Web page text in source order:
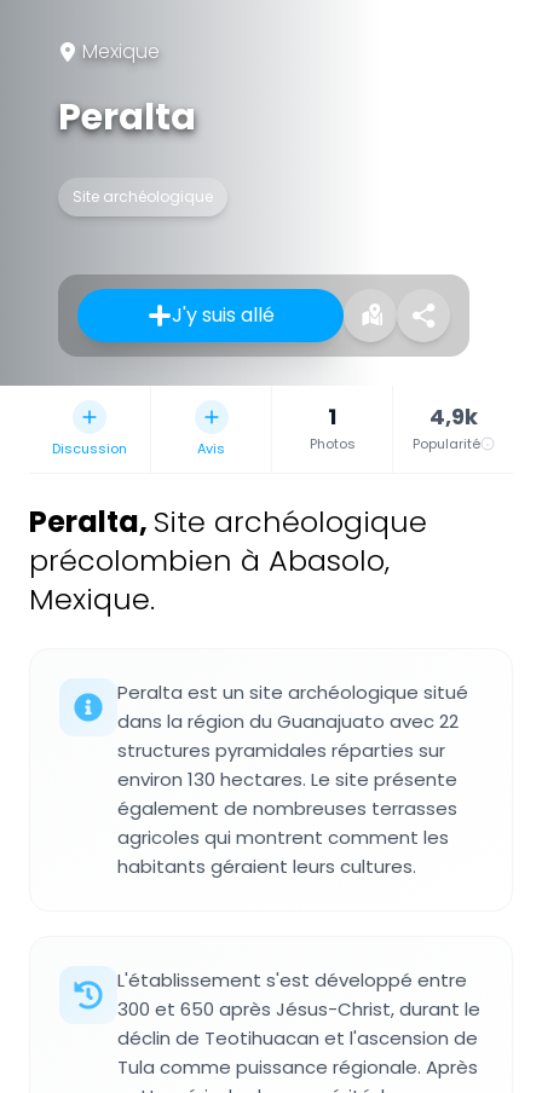
Mexique
Peralta
Site archéologique
J'y suis allé
Discussion Avis
1
Photos
4,9k
Popularité
Peralta, Site archéologique
précolombien à Abasolo,
Mexique.
Peralta est un site archéologique situé
dans la région du Guanajuato avec 22
structures pyramidales réparties sur
environ 130 hectares. Le site présente
également de nombreuses terrasses
agricoles qui montrent comment les
habitants géraient leurs cultures.
L'établissement s'est développé entre
300 et 650 après Jésus-Christ, durant le
déclin de Teotihuacan et l'ascension de
Tula comme puissance régionale. Après